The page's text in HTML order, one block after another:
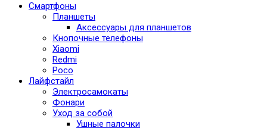
Смартфоны
Планшеты
Аксессуары для планшетов
Кнопочные телефоны
Xiaomi
Redmi
Poco
Лайфстайл
Электросамокаты
Фонари
Уход за собой
Ушные палочки